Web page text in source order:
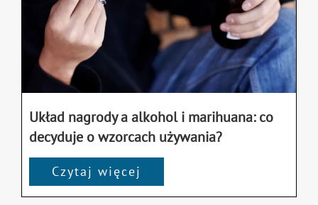
Układ nagrody a alkohol i marihuana: co
decyduje o wzorcach używania?
Czytaj więcej